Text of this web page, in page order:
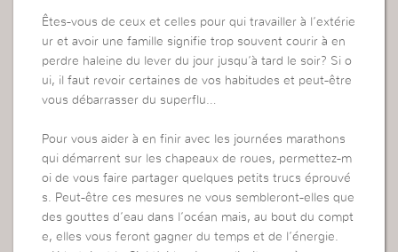
Êtes-vous de ceux et celles pour qui travailler à l’extérie
ur et avoir une famille signifie trop souvent courir à en
perdre haleine du lever du jour jusqu’à tard le soir? Si o
ui, il faut revoir certaines de vos habitudes et peut-être
vous débarrasser du superflu…
Pour vous aider à en finir avec les journées marathons
qui démarrent sur les chapeaux de roues, permettez-m
oi de vous faire partager quelques petits trucs éprouvé
s. Peut-être ces mesures ne vous sembleront-elles que
des gouttes d’eau dans l’océan mais, au bout du compt
e, elles vous feront gagner du temps et de l’énergie.